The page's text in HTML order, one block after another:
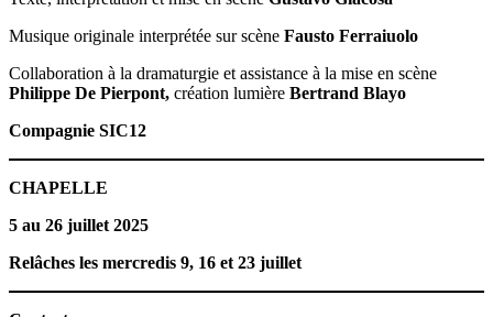
Musique originale interprétée sur scène Fausto Ferraiuolo
Collaboration à la dramaturgie et assistance à la mise en scène
Philippe De Pierpont, création lumière Bertrand Blayo
Compagnie SIC12
CHAPELLE
5 au 26 juillet 2025
Relâches les mercredis 9, 16 et 23 juillet